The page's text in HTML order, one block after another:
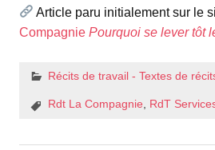
Article paru initialement sur le
Compagnie Pourquoi se lever tôt
Récits de travail - Textes de
Rdt La Compagnie, RdT